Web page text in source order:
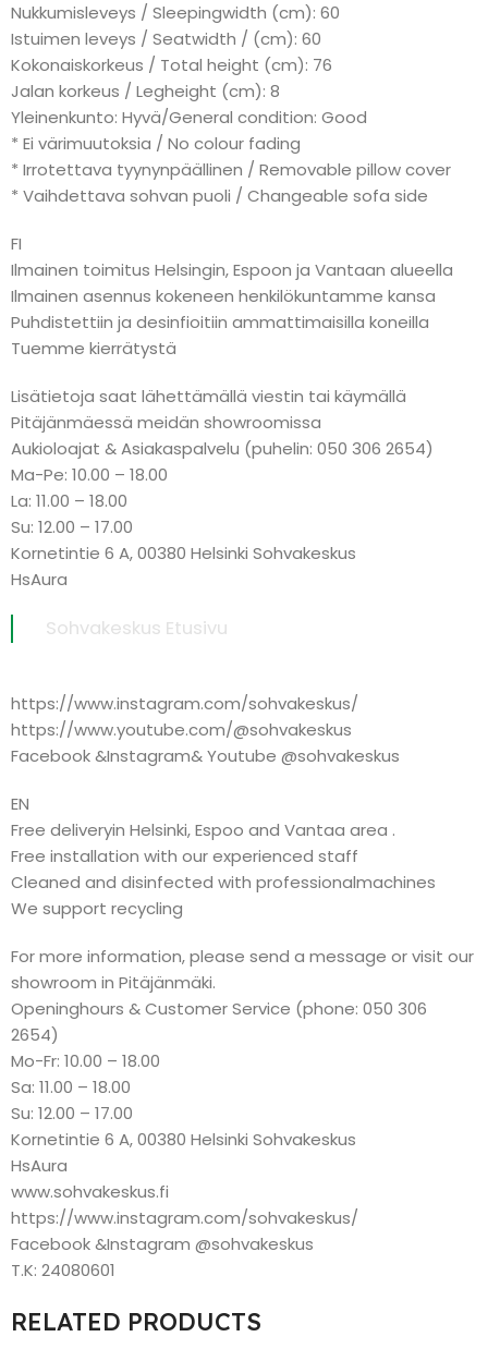
Nukkumisleveys / Sleepingwidth (cm): 60
Istuimen leveys / Seatwidth / (cm): 60
Kokonaiskorkeus / Total height (cm): 76
Jalan korkeus / Legheight (cm): 8
Yleinenkunto: Hyvä/General condition: Good
* Ei värimuutoksia / No colour fading
* Irrotettava tyynynpäällinen / Removable pillow cover
* Vaihdettava sohvan puoli / Changeable sofa side
FI
Ilmainen toimitus Helsingin, Espoon ja Vantaan alueella
Ilmainen asennus kokeneen henkilökuntamme kansa
Puhdistettiin ja desinfioitiin ammattimaisilla koneilla
Tuemme kierrätystä
Lisätietoja saat lähettämällä viestin tai käymällä
Pitäjänmäessä meidän showroomissa
Aukioloajat & Asiakaspalvelu (puhelin: 050 306 2654)
Ma-Pe: 10.00 – 18.00
La: 11.00 – 18.00
Su: 12.00 – 17.00
Kornetintie 6 A, 00380 Helsinki Sohvakeskus
HsAura
Sohvakeskus Etusivu
https://www.instagram.com/sohvakeskus/
https://www.youtube.com/@sohvakeskus
Facebook &Instagram& Youtube @sohvakeskus
EN
Free deliveryin Helsinki, Espoo and Vantaa area .
Free installation with our experienced staff
Cleaned and disinfected with professionalmachines
We support recycling
For more information, please send a message or visit our
showroom in Pitäjänmäki.
Openinghours & Customer Service (phone: 050 306
2654)
Mo-Fr: 10.00 – 18.00
Sa: 11.00 – 18.00
Su: 12.00 – 17.00
Kornetintie 6 A, 00380 Helsinki Sohvakeskus
HsAura
www.sohvakeskus.fi
https://www.instagram.com/sohvakeskus/
Facebook &Instagram @sohvakeskus
T.K: 24080601
RELATED PRODUCTS